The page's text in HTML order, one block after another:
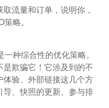
流量和订单，说明你，
略。
种综合性的优化策略。
欺骗它！它涉及到的不
验、外部链接这几个方
、快照的更新、参与排